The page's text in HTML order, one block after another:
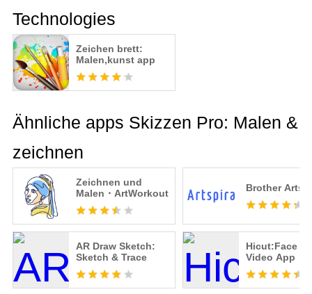
Technologies
Zeichen brett:
Malen,kunst app
Ähnliche apps Skizzen Pro: Malen &
zeichnen
Zeichnen und
Malen・ArtWorkout
Brother
AR Draw Sketch:
Sketch & Trace
Hicut:Face
Video App